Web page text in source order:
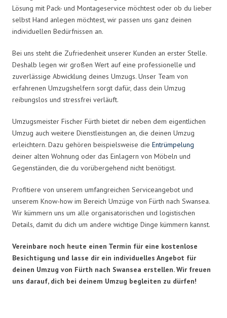
Lösung mit Pack- und Montageservice möchtest oder ob du lieber
selbst Hand anlegen möchtest, wir passen uns ganz deinen
individuellen Bedürfnissen an.
Bei uns steht die Zufriedenheit unserer Kunden an erster Stelle.
Deshalb legen wir großen Wert auf eine professionelle und
zuverlässige Abwicklung deines Umzugs. Unser Team von
erfahrenen Umzugshelfern sorgt dafür, dass dein Umzug
reibungslos und stressfrei verläuft.
Umzugsmeister Fischer Fürth bietet dir neben dem eigentlichen
Umzug auch weitere Dienstleistungen an, die deinen Umzug
erleichtern. Dazu gehören beispielsweise die Entrümpelung
deiner alten Wohnung oder das Einlagern von Möbeln und
Gegenständen, die du vorübergehend nicht benötigst.
Profitiere von unserem umfangreichen Serviceangebot und
unserem Know-how im Bereich Umzüge von Fürth nach Swansea.
Wir kümmern uns um alle organisatorischen und logistischen
Details, damit du dich um andere wichtige Dinge kümmern kannst.
Vereinbare noch heute einen Termin für eine kostenlose
Besichtigung und lasse dir ein individuelles Angebot für
deinen Umzug von Fürth nach Swansea erstellen. Wir freuen
uns darauf, dich bei deinem Umzug begleiten zu dürfen!